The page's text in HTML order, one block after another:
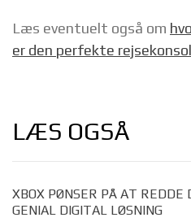
Læs eventuelt også om
er den perfekte rejsekonsol
LÆS OGSÅ
XBOX PØNSER PÅ AT REDDE
GENIAL DIGITAL LØSNING